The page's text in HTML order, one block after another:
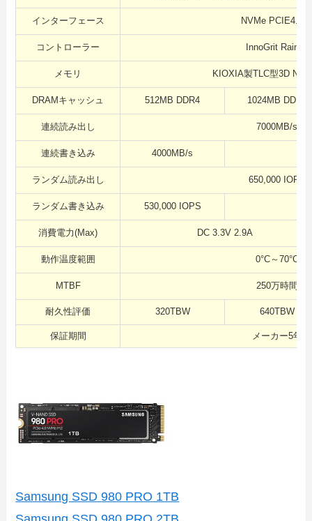
インターフェース NVMe
コントローラー InnoGrit Rainier
メモリ KIOXIA製TLC型3D
DRAMキャッシュ 512MB DDR4 1024MB DDR4
連続読み出し 7000MB/s
連続書き込み 4000MB/s
ランダム読み出し 650,000 IOPS
ランダム書き込み 530,000 IOPS
消費電力(Max) DC 3.3V 2.9A
動作温度範囲 0°C～70°C
MTBF 250万時間
耐久性評価 320TBW 640TBW
保証期間 メーカー5年
Samsung SSD 980 PRO 1TB